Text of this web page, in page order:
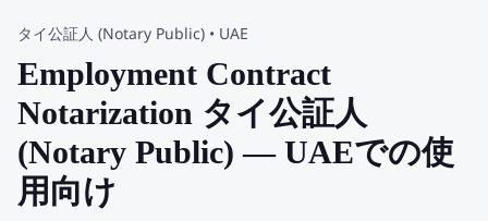
タイ公証人 (Notary Public) • UAE
Employment Contract
Notarization タイ公証人
(Notary Public) — UAEでの使
用向け